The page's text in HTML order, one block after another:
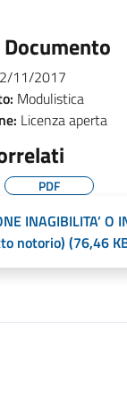
11/2017
Modulistica
Licenza aperta
PDF
INAGIBILITA’ O
notorio) (76,46